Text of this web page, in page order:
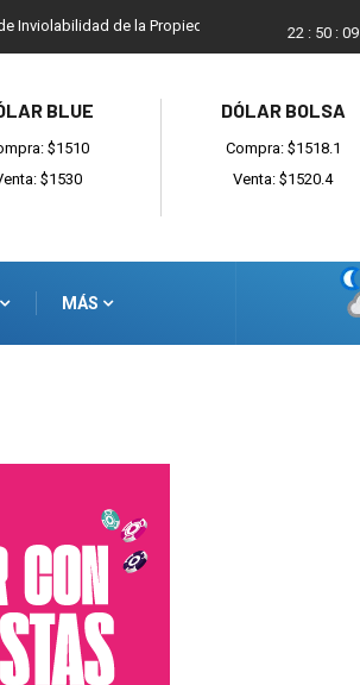
Inviolabilidad de la Propiedad Privada 22 : 50 : 10
BLUE
$1510
$1530
DÓLAR BOLSA
Compra: $1518.1
Venta: $1520.4
MÁS